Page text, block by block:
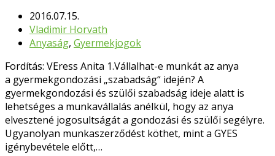
2016.07.15.
Vladimir Horvath
Anyaság, Gyermekjogok
Fordítás: VEress Anita 1.Vállalhat-e munkát az anya
a gyermekgondozási „szabadság“ idején? A
gyermekgondozási és szülői szabadság ideje alatt is
lehetséges a munkavállalás anélkül, hogy az anya
elvesztené jogosultságát a gondozási és szülői segélyre.
Ugyanolyan munkaszerződést köthet, mint a GYES
igénybevétele előtt,…